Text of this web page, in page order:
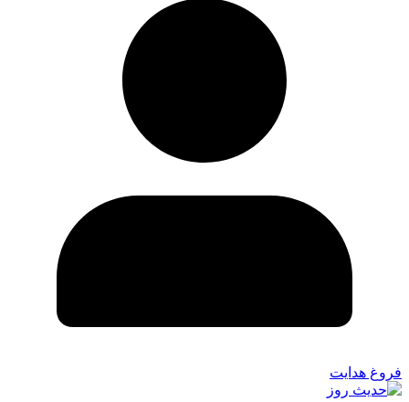
فروغ هدایت